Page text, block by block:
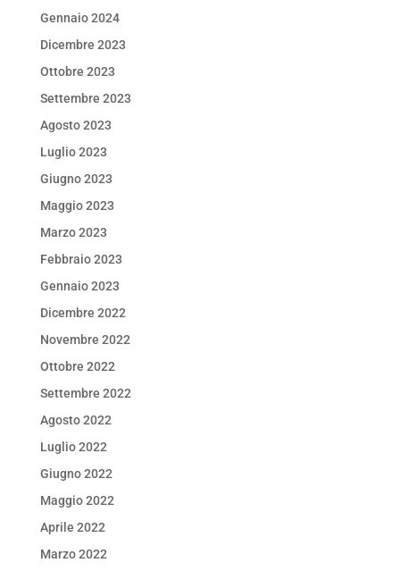
Gennaio 2024
Dicembre 2023
Ottobre 2023
Settembre 2023
Agosto 2023
Luglio 2023
Giugno 2023
Maggio 2023
Marzo 2023
Febbraio 2023
Gennaio 2023
Dicembre 2022
Novembre 2022
Ottobre 2022
Settembre 2022
Agosto 2022
Luglio 2022
Giugno 2022
Maggio 2022
Aprile 2022
Marzo 2022